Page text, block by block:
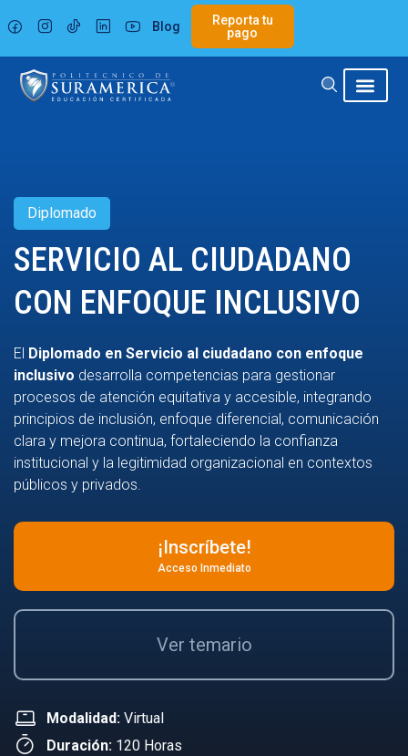
al
contenido
Blog
Reporta tu
pago
Diplomado
SERVICIO AL CIUDADANO
CON ENFOQUE INCLUSIVO
El Diplomado en Servicio al ciudadano con enfoque
inclusivo desarrolla competencias para gestionar
procesos de atención equitativa y accesible, integrando
principios de inclusión, enfoque diferencial, comunicación
clara y mejora continua, fortaleciendo la confianza
institucional y la legitimidad organizacional en contextos
públicos y privados.
¡Inscríbete!
Acceso Inmediato
Ver temario
Modalidad: Virtual
Duración: 120 Horas